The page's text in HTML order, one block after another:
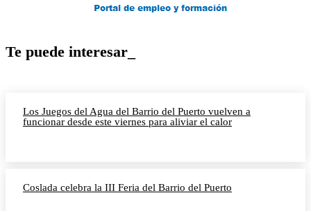
Te puede interesar_
Los Juegos del Agua del Barrio del Puerto vuelven a
funcionar desde este viernes para aliviar el calor
Coslada celebra la III Feria del Barrio del Puerto